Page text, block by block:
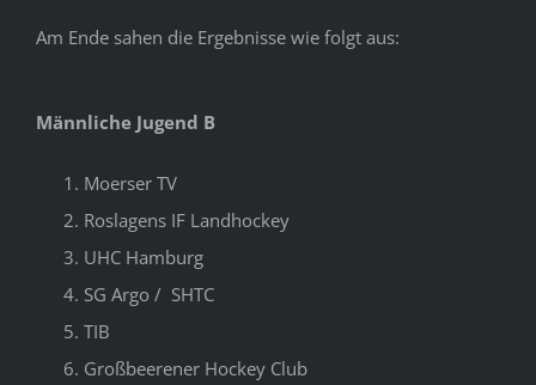
Am Ende sahen die Ergebnisse wie folgt aus:
Männliche Jugend B
Moerser TV
Roslagens IF Landhockey
UHC Hamburg
SG Argo / SHTC
TIB
Großbeerener Hockey Club